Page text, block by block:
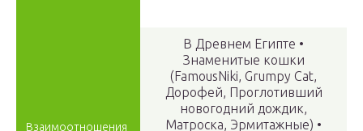
Взаимоотношения
В Древнем Египте •
Знаменитые кошки
(FamousNiki, Grumpy Cat,
Дорофей, Проглотивший
новогодний дождик,
Матроска, Эрмитажные) •